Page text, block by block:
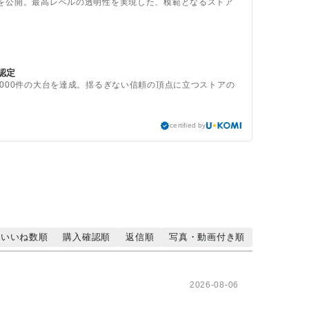
公開。最高レベルの透明性を実現した、模範となるストア
定
件の大台を達成。揺るぎない信頼の頂点に立つストアの
certified by
いいね数順 購入確認順 返信順 写真・動画付き順
2026-08-06